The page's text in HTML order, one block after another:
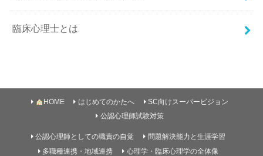
臨床心理士とは
HOME はじめてのかたへ
SC向けスーパービジョン
公認心理師試験対策
公認心理師としての職責の自覚
問題解決能力と生涯学習
多職種連携・地域連携
心理学・臨床心理学の全体像